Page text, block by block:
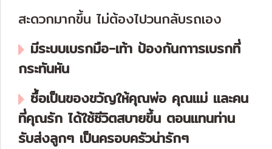
สะดวกมากขึ้น ไม่ต้องไปวนกลับรถเอง
มีระบบเบรกมือ-เท้า ป้องกันกาารเบรกที่
กระทันหัน
ซื้อเป็นของขวัญให้คุณพ่อ คุณแม่ และคน
ที่คุณรัก ได้ใช้ชีวิตสบายขึ้น ตอนแทนท่าน
รับส่งลูกๆ เป็นครอบครัวน่ารักๆ